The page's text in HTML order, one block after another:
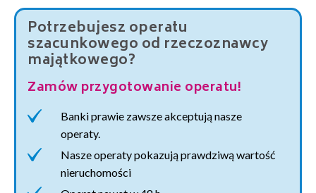
Potrzebujesz operatu
szacunkowego od rzeczoznawcy
majątkowego?
Zamów przygotowanie operatu!
Banki prawie zawsze akceptują nasze
operaty.
Nasze operaty pokazują prawdziwą wartość
nieruchomości